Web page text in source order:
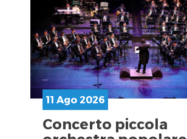
11 Ago 2026
Concerto piccola